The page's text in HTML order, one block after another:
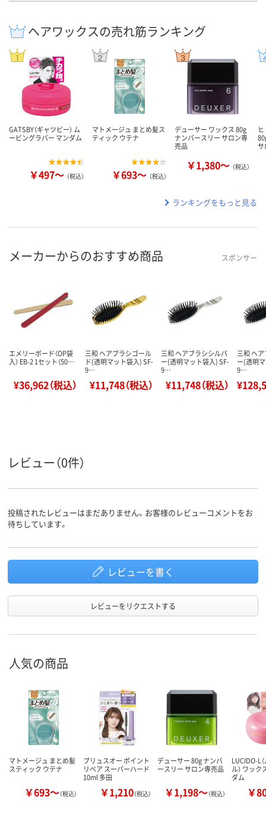
ヘアワックスの売れ筋ランキング
GATSBY（ギャツビー） ム
ービングラバー マンダム
￥497～ （税込）
マトメージュ まとめ髪ス
ティック ウテナ
￥693～ （税込）
デューサー ワックス 80g
ナンバースリー サロン専
売品
￥1,380～ （税込）
ランキングをもっと見る
メーカーからのおすすめ商品 スポンサー
エメリーボード（OP袋
入） EB-2 1セット（50…
¥36,962（税込）
三和 ヘアブラシゴール
ド(透明マット袋入) SF-
9…
¥11,748（税込）
三和 ヘアブラシシルバ
ー(透明マット袋入) SF-
9…
¥11,748（税込）
三和 ヘ
ー(透明
9…
レビュー（0件）
投稿されたレビューはまだありません。お客様のレビューコメントをお
待ちしています。
レビューを書く
レビューをリクエストする
人気の商品
マトメージュ まとめ髪
スティック ウテナ
￥693～（税込）
プリュスオー ポイント
リペア スーパーハード
10ml 多田
￥1,210（税込）
デューサー 80g ナンバ
ースリー サロン専売品
￥1,198～（税込）
LUCIDO-L
ル） ワック
ダム
￥